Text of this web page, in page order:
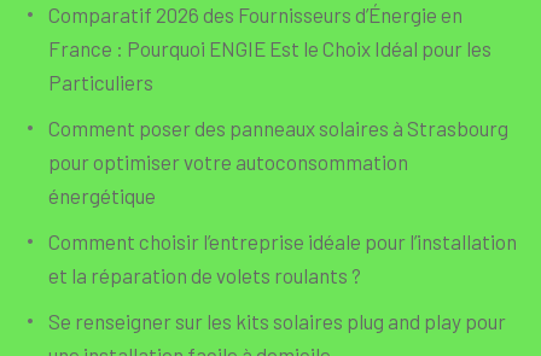
Comparatif 2026 des Fournisseurs d’Énergie en
France : Pourquoi ENGIE Est le Choix Idéal pour les
Particuliers
Comment poser des panneaux solaires à Strasbourg
pour optimiser votre autoconsommation
énergétique
Comment choisir l’entreprise idéale pour l’installation
et la réparation de volets roulants ?
Se renseigner sur les kits solaires plug and play pour